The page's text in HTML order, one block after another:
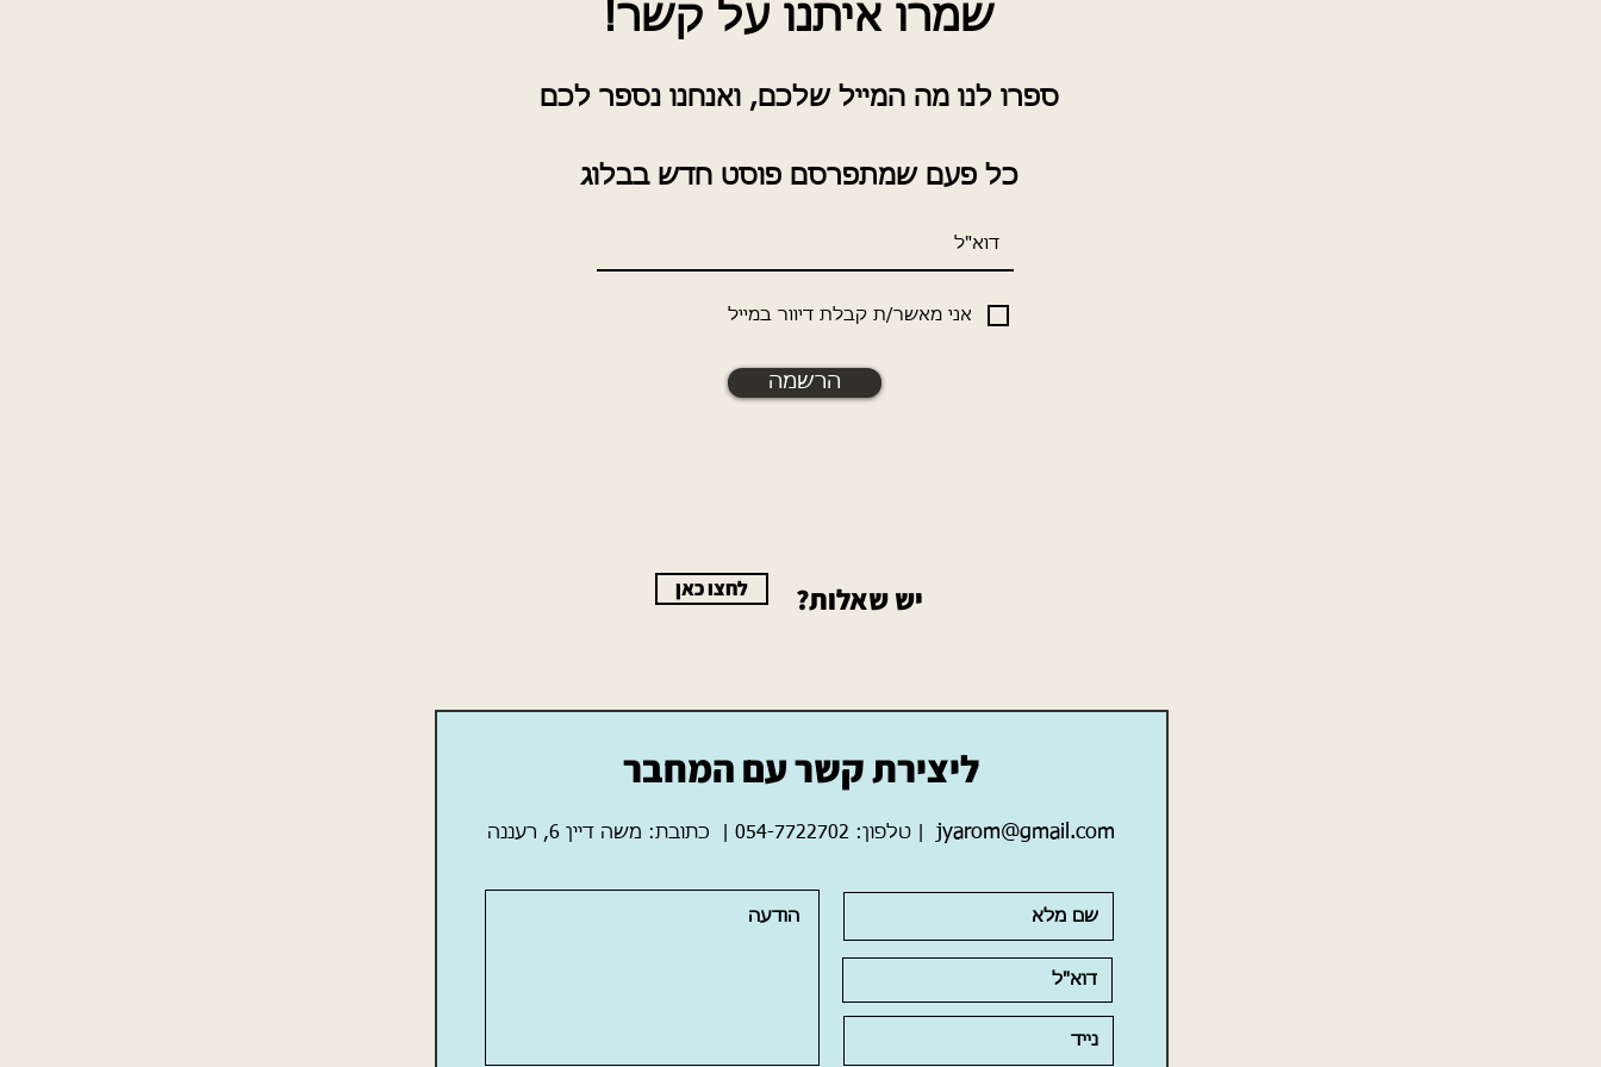
שמרו איתנו על קשר!
ספרו לנו מה המייל שלכם, ואנחנו נספר לכם
כל פעם שמתפרסם פוסט חדש בבלוג
אני מאשר/ת קבלת דיוור במייל
הרשמה
לחצו כאן יש שאלות?
ליצירת קשר עם המחבר
טלפון: 054-7722702כתובת: משה דיין 6, רעננה jyarom@gmail.com